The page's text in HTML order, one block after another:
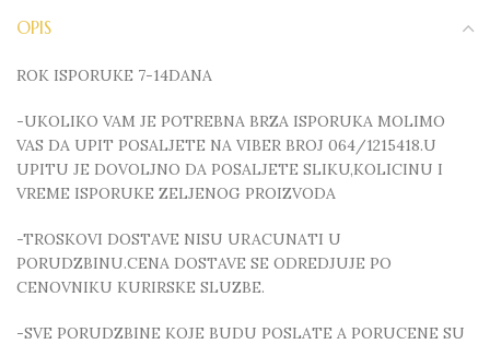
OPIS
ROK ISPORUKE 7-14DANA
-UKOLIKO VAM JE POTREBNA BRZA ISPORUKA MOLIMO
VAS DA UPIT POSALJETE NA VIBER BROJ 064/1215418.U
UPITU JE DOVOLJNO DA POSALJETE SLIKU,KOLICINU I
VREME ISPORUKE ZELJENOG PROIZVODA
-TROSKOVI DOSTAVE NISU URACUNATI U
PORUDZBINU.CENA DOSTAVE SE ODREDJUJE PO
CENOVNIKU KURIRSKE SLUZBE.
-SVE PORUDZBINE KOJE BUDU POSLATE A PORUCENE SU